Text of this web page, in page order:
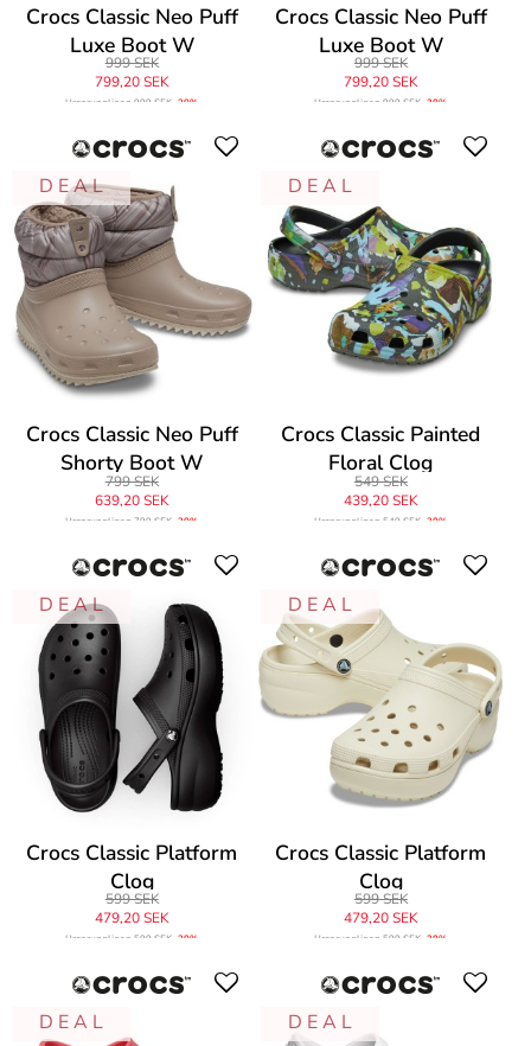
Crocs Classic Neo Puff
Luxe Boot W
999 SEK
799,20 SEK
Ursprungligen999 SEK -20%
Crocs Classic Neo Puff
Luxe Boot W
999 SEK
799,20 SEK
Ursprungligen999 SEK -20%
D E A L
Crocs Classic Neo Puff
Shorty Boot W
799 SEK
639,20 SEK
Ursprungligen799 SEK -20%
D E A L
Crocs Classic Painted
Floral Clog
549 SEK
439,20 SEK
Ursprungligen549 SEK -20%
D E A L
Crocs Classic Platform
Clog
599 SEK
479,20 SEK
Ursprungligen599 SEK -20%
D E A L
Crocs Classic Platform
Clog
599 SEK
479,20 SEK
Ursprungligen599 SEK -20%
D E A L D E A L